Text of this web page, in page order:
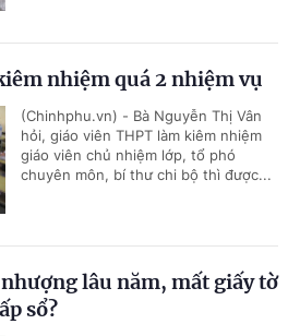
nhiệm quá 2 nhiệm vụ
(Chinhphu.vn) - Bà Nguyễn Thị Vân
hỏi, giáo viên THPT làm kiêm nhiệm
giáo viên chủ nhiệm lớp, tổ phó
chuyên môn, bí thư chi bộ thì được...
lâu năm, mất giấy tờ
sổ?